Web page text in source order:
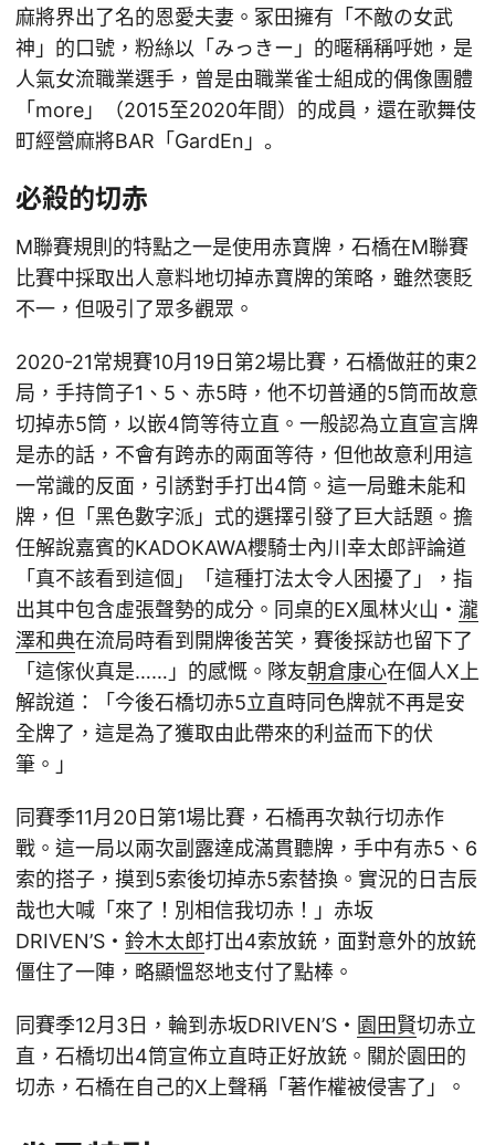
麻將界出了名的恩愛夫妻。冢田擁有「不敵の女武
神」的口號，粉絲以「みっきー」的暱稱稱呼她，是
人氣女流職業選手，曾是由職業雀士組成的偶像團體
「more」（2015至2020年間）的成員，還在歌舞伎
町經營麻將BAR「GardEn」。
必殺的切赤
M聯賽規則的特點之一是使用赤寶牌，石橋在M聯賽
比賽中採取出人意料地切掉赤寶牌的策略，雖然褒貶
不一，但吸引了眾多觀眾。
2020-21常規賽10月19日第2場比賽，石橋做莊的東2
局，手持筒子1、5、赤5時，他不切普通的5筒而故意
切掉赤5筒，以嵌4筒等待立直。一般認為立直宣言牌
是赤的話，不會有跨赤的兩面等待，但他故意利用這
一常識的反面，引誘對手打出4筒。這一局雖未能和
牌，但「黑色數字派」式的選擇引發了巨大話題。擔
任解說嘉賓的KADOKAWA櫻騎士內川幸太郎評論道
「真不該看到這個」「這種打法太令人困擾了」，指
出其中包含虛張聲勢的成分。同桌的EX風林火山・ 瀧
澤和典在流局時看到開牌後苦笑，賽後採訪也留下了
「這傢伙真是……」的感慨。隊友朝倉康心在個人X上
解說道：「今後石橋切赤5立直時同色牌就不再是安
全牌了，這是為了獲取由此帶來的利益而下的伏
筆。」
同賽季11月20日第1場比賽，石橋再次執行切赤作
戰。這一局以兩次副露達成滿貫聽牌，手中有赤5、6
索的搭子，摸到5索後切掉赤5索替換。實況的日吉辰
哉也大喊「來了！別相信我切赤！」赤坂
DRIVEN’S・ 鈴木太郎打出4索放銃，面對意外的放銃
僵住了一陣，略顯慍怒地支付了點棒。
同賽季12月3日，輪到赤坂DRIVEN’S・ 園田賢切赤立
直，石橋切出4筒宣佈立直時正好放銃。關於園田的
切赤，石橋在自己的X上聲稱「著作權被侵害了」。